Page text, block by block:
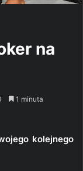
na
1 minuta
kolejnego